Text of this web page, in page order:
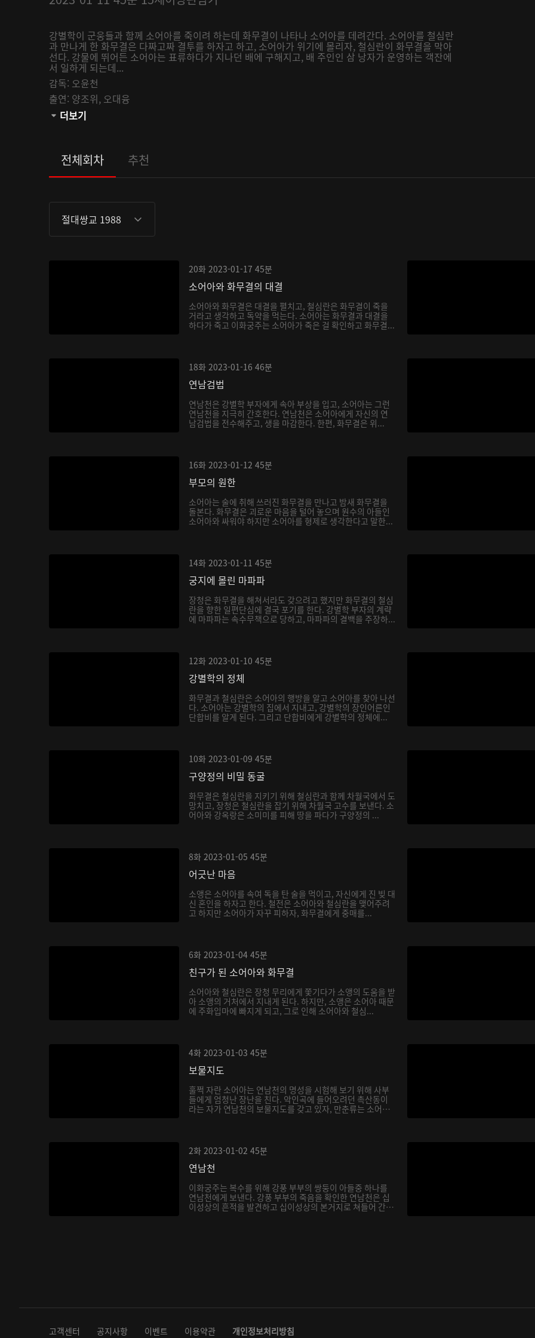
강별학이 군웅들과 함께 소어아를 죽이려 하는데 화무결이 나타나 소어아를 데려간다. 소어아를 철심란
과 만나게 한 화무결은 다짜고짜 결투를 하자고 하고, 소어아가 위기에 몰리자, 철심란이 화무결을 막아
선다. 강물에 뛰어든 소어아는 표류하다가 지나던 배에 구해지고, 배 주인인 삼 낭자가 운영하는 객잔에
서 일하게 되는데...
감독: 오윤천
출연: 양조위, 오대융
관람등급:
더보기
전체회차 추천
절대쌍교 1988
20화 2023-01-17 45분
소어아와 화무결의 대결
소어아와 화무결은 대결을 펼치고, 철심란은 화무결이 죽을
거라고 생각하고 독약을 먹는다. 소어아는 화무결과 대결을
하다가 죽고 이화궁주는 소어아가 죽은 걸 확인하고 화무결...
18화 2023-01-16 46분
연남검법
연남천은 강별학 부자에게 속아 부상을 입고, 소어아는 그런
연남천을 지극히 간호한다. 연남천은 소어아에게 자신의 연
남검법을 전수해주고, 생을 마감한다. 한편, 화무결은 위...
16화 2023-01-12 45분
부모의 원한
소어아는 술에 취해 쓰러진 화무결을 만나고 밤새 화무결을
돌본다. 화무결은 괴로운 마음을 털어 놓으며 원수의 아들인
소어아와 싸워야 하지만 소어아를 형제로 생각한다고 말한...
14화 2023-01-11 45분
궁지에 몰린 마파파
장청은 화무결을 해쳐서라도 갖으려고 했지만 화무결의 철심
란을 향한 일편단심에 결국 포기를 한다. 강별학 부자의 계략
에 마파파는 속수무책으로 당하고, 마파파의 결백을 주장하...
12화 2023-01-10 45분
강별학의 정체
화무결과 철심란은 소어아의 행방을 알고 소어아를 찾아 나선
다. 소어아는 강별학의 집에서 지내고, 강별학의 장인어른인
단합비를 알게 된다. 그리고 단합비에게 강별학의 정체에...
10화 2023-01-09 45분
구양정의 비밀 동굴
화무결은 철심란을 지키기 위해 철심란과 함께 차월국에서 도
망치고, 장청은 철심란을 잡기 위해 차월국 고수를 보낸다. 소
어아와 강옥랑은 소미미를 피해 땅을 파다가 구양정의 ...
8화 2023-01-05 45분
어긋난 마음
소앵은 소어아를 속여 독을 탄 술을 먹이고, 자신에게 진 빚 대
신 혼인을 하자고 한다. 철전은 소어아와 철심란을 맺어주려
고 하지만 소어아가 자꾸 피하자, 화무결에게 중매를...
6화 2023-01-04 45분
친구가 된 소어아와 화무결
소어아와 철심란은 장청 무리에게 쫓기다가 소앵의 도움을 받
아 소앵의 거처에서 지내게 된다. 하지만, 소앵은 소어아 때문
에 주화입마에 빠지게 되고, 그로 인해 소어아와 철심...
4화 2023-01-03 45분
보물지도
훌쩍 자란 소어아는 연남천의 명성을 시험해 보기 위해 사부
들에게 엄청난 장난을 친다. 악인곡에 들어오려던 촉산동이
라는 자가 연남천의 보물지도를 갖고 있자, 만춘류는 소어
2화 2023-01-02 45분
연남천
이화궁주는 복수를 위해 강풍 부부의 쌍둥이 아들중 하나를
연남천에게 보낸다. 강풍 부부의 죽음을 확인한 연남천은 십
이성상의 흔적을 발견하고 십이성상의 본거지로 쳐들어 간
고객센터 공지사항 이벤트 이용약관 개인정보처리방침